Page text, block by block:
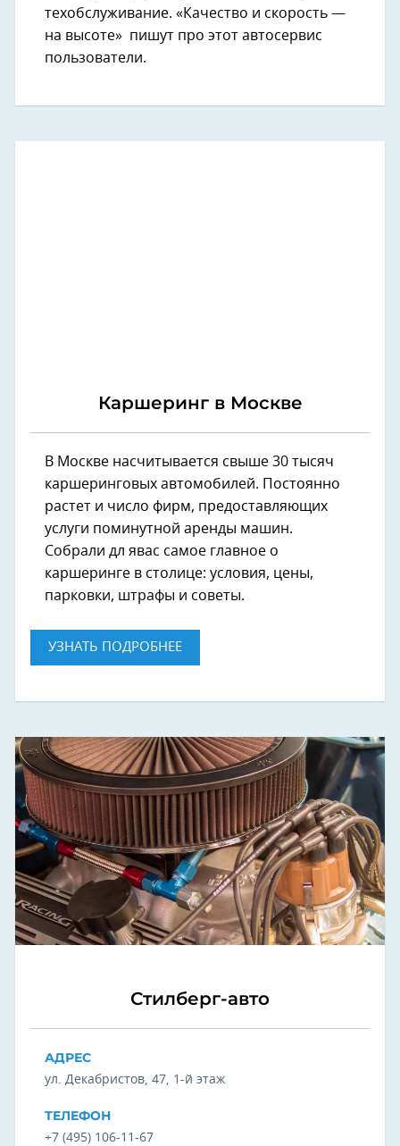
техобслуживание. «Качество и скорость —
на высоте» пишут про этот автосервис
пользователи.
Каршеринг в Москве
В Москве насчитывается свыше 30 тысяч
каршеринговых автомобилей. Постоянно
растет и число фирм, предоставляющих
услуги поминутной аренды машин.
Собрали дл явас самое главное о
каршеринге в столице: условия, цены,
парковки, штрафы и советы.
УЗНАТЬ ПОДРОБНЕЕ
Стилберг-авто
АДРЕС
ул. Декабристов, 47​, 1-й этаж
ТЕЛЕФОН
+7 (495) 106-11-67